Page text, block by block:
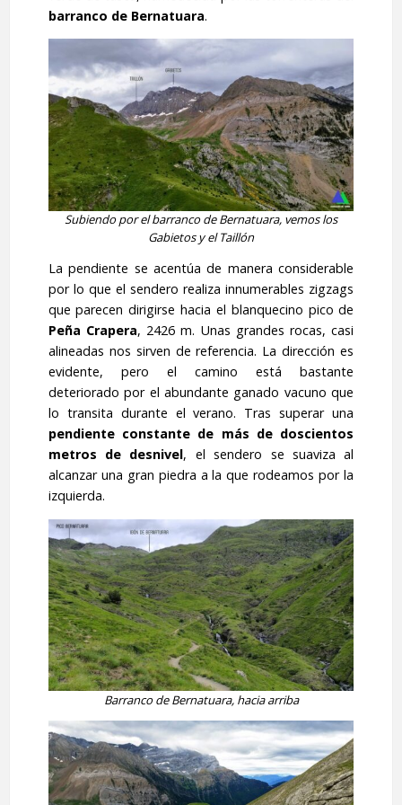
barranco de Bernatuara.
Subiendo por el barranco de Bernatuara, vemos los
Gabietos y el Taillón
La pendiente se acentúa de manera considerable
por lo que el sendero realiza innumerables zigzags
que parecen dirigirse hacia el blanquecino pico de
Peña Crapera, 2426 m. Unas grandes rocas, casi
alineadas nos sirven de referencia. La dirección es
evidente, pero el camino está bastante
deteriorado por el abundante ganado vacuno que
lo transita durante el verano. Tras superar una
pendiente constante de más de doscientos
metros de desnivel, el sendero se suaviza al
alcanzar una gran piedra a la que rodeamos por la
izquierda.
Barranco de Bernatuara, hacia arriba